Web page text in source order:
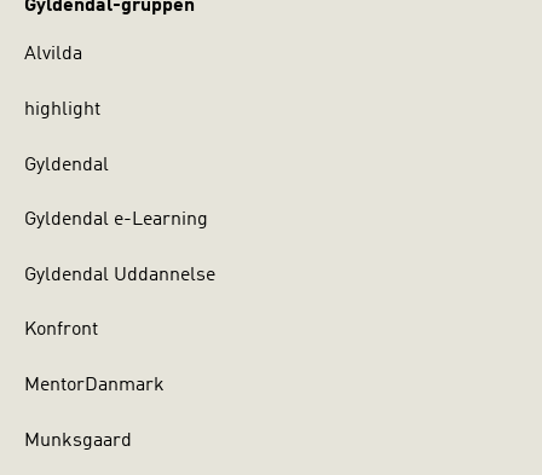
Gyldendal-gruppen
Alvilda
highlight
Gyldendal
Gyldendal e-Learning
Gyldendal Uddannelse
Konfront
MentorDanmark
Munksgaard